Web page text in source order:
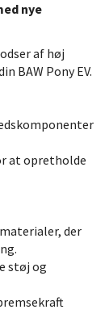
nye
af høj
BAW Pony EV.
at opretholde
der
støj og